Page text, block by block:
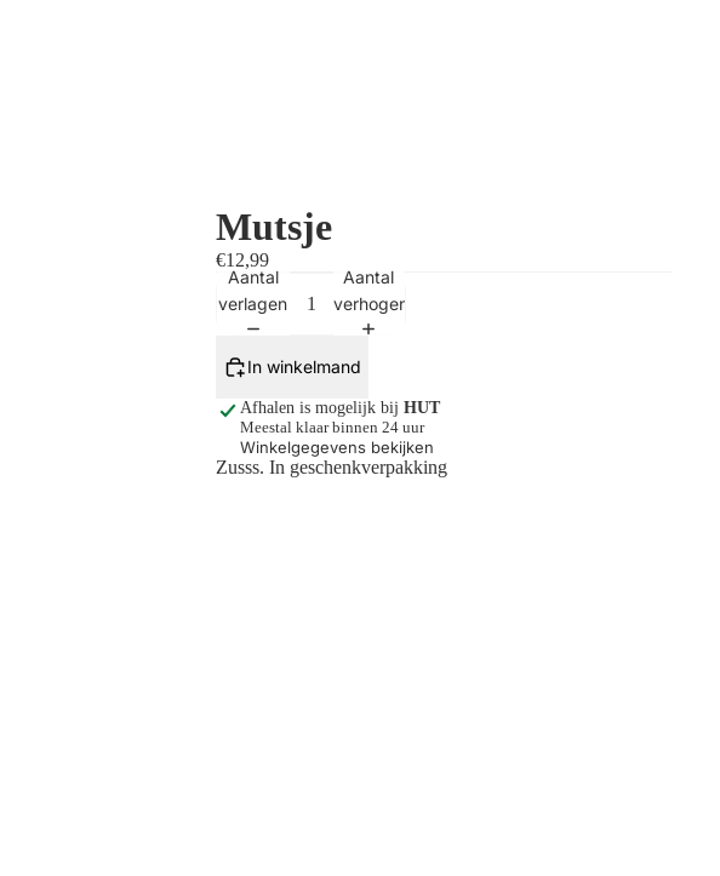
Mutsje
€12,99
Aantal
verlagen
Aantal
verhogen
In winkelmand
Afhalen is mogelijk bij HUT
Meestal klaar binnen 24 uur
Winkelgegevens bekijken
Zusss. In geschenkverpakking